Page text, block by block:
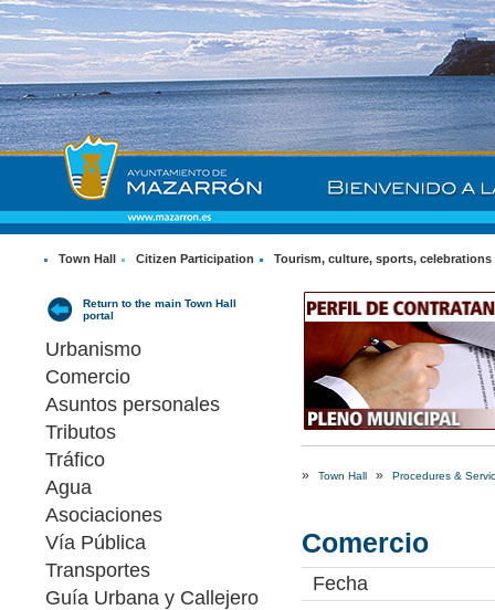
Town Hall Citizen Participation Tourism, culture, sports, celebrations
Return to the main Town Hall
portal
Urbanismo
Comercio
Asuntos personales
Tributos
Tráfico
Agua
Asociaciones
Vía Pública
Transportes
Guía Urbana y Callejero
» Town Hall » Procedures &
Comercio
Fecha